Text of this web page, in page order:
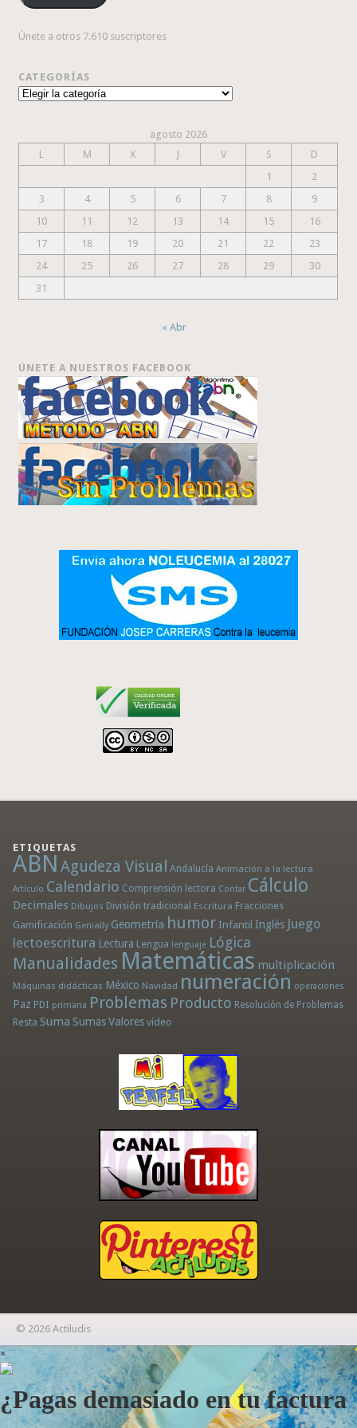
Únete a otros 7.610 suscriptores
CATEGORÍAS
Categorías
agosto 2026
L
M X J V S
D
1
2
3
4 5 6 7 8
9
10
11 12 13 14 15
16
17
18 19 20 21 22
23
24
25 26 27 28 29
30
31
« Abr
ÚNETE A NUESTROS FACEBOOK
ETIQUETAS
ABN Agudeza Visual Andalucía Animación a la lectura
Artículo Calendario Comprensión lectora Contar Cálculo
Decimales Dibujos División tradicional Escritura Fracciones
Gamificación Genially Geometría humor Infantil Inglés Juego
lectoescritura Lectura Lengua lenguaje Lógica
Manualidades Matemáticas multiplicación
Máquinas didácticas México Navidad numeración operaciones
Paz PDI primaria Problemas Producto Resolución de Problemas
Resta Suma Sumas Valores vídeo
© 2026 Actiludis
×
¿Pagas demasiado en tu factura